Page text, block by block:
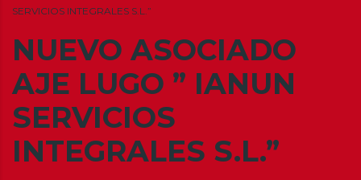
SERVICIOS INTEGRALES S.L.”
NUEVO ASOCIADO
AJE LUGO ” IANUN
SERVICIOS
INTEGRALES S.L.”